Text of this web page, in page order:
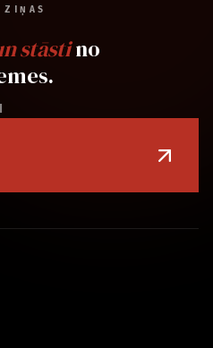
ZIŅAS
stāstino